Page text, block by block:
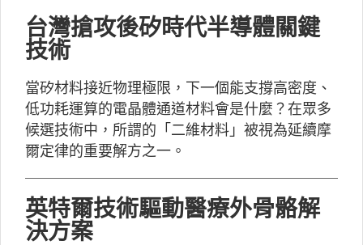
台灣搶攻後矽時代半導體關鍵
技術
當矽材料接近物理極限，下一個能支撐高密度、
低功耗運算的電晶體通道材料會是什麼？在眾多
候選技術中，所謂的「二維材料」被視為延續摩
爾定律的重要解方之一。
英特爾技術驅動醫療外骨骼解
決方案